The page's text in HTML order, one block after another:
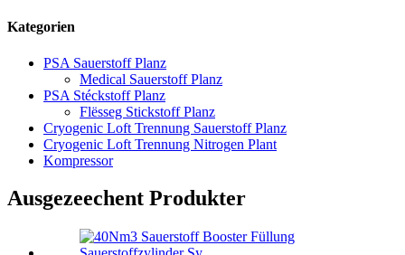
Kategorien
PSA Sauerstoff Planz
Medical Sauerstoff Planz
PSA Stéckstoff Planz
Flësseg Stickstoff Planz
Cryogenic Loft Trennung Sauerstoff Planz
Cryogenic Loft Trennung Nitrogen Plant
Kompressor
Ausgezeechent Produkter